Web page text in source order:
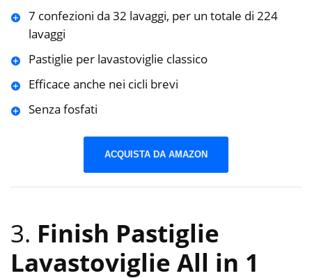
7 confezioni da 32 lavaggi, per un totale di 224
lavaggi
Pastiglie per lavastoviglie classico
Efficace anche nei cicli brevi
Senza fosfati
ACQUISTA DA AMAZON
3. Finish Pastiglie
Lavastoviglie All in 1